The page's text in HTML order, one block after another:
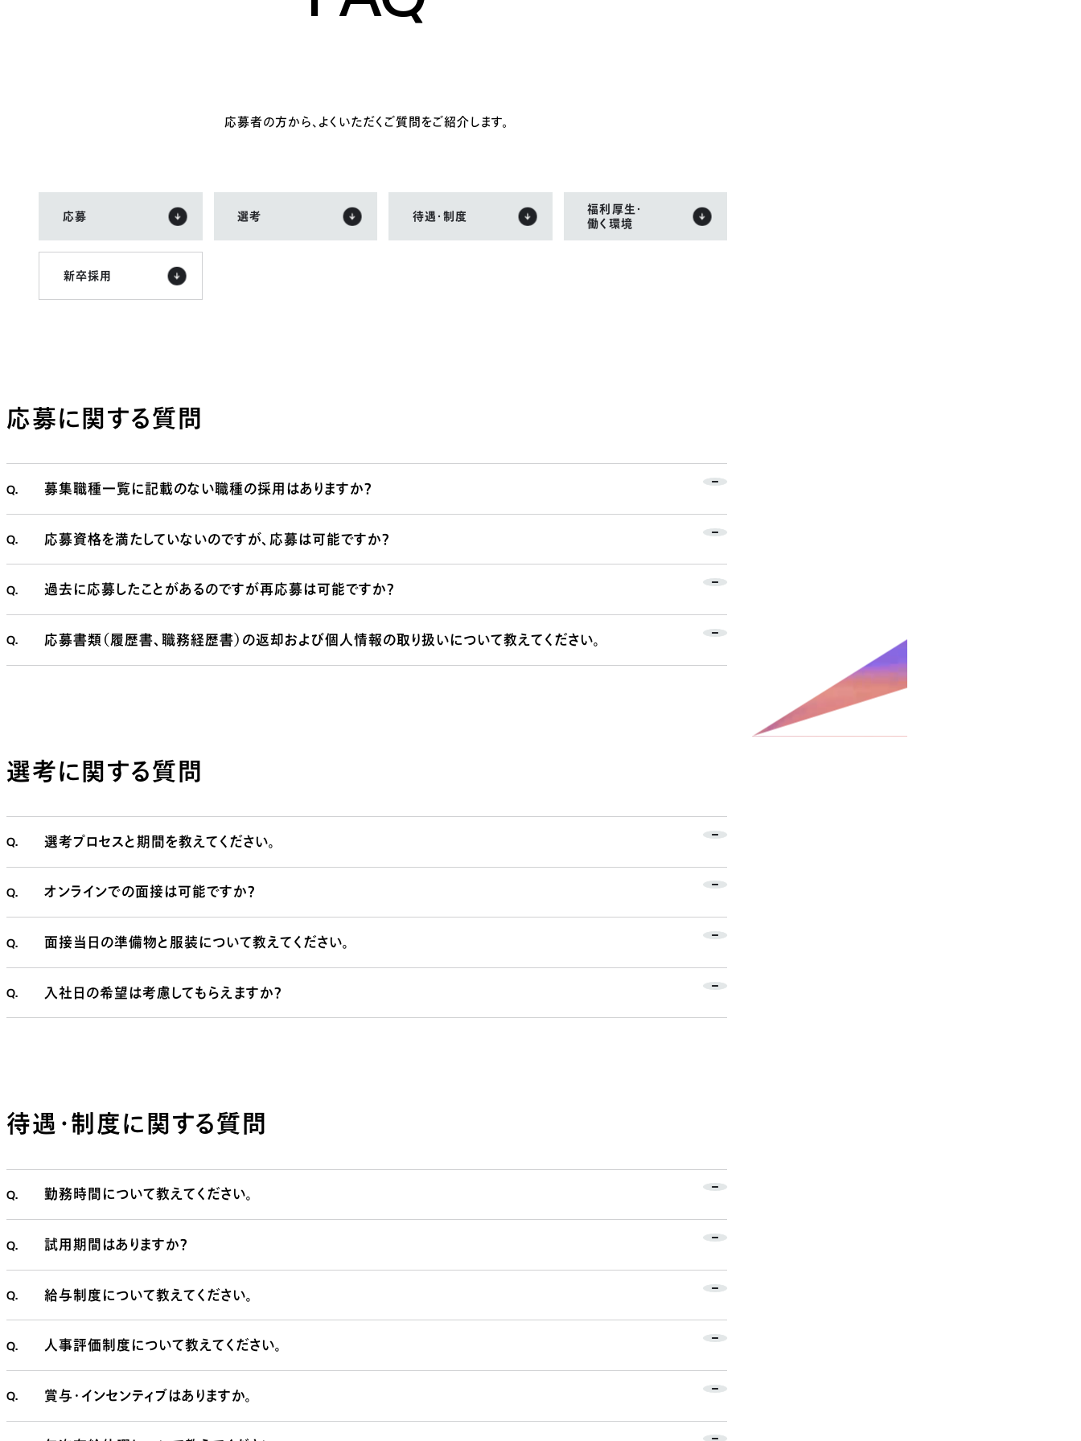
応募者の方から、 よくいただくご質問をご紹介します。
応募 選考 待遇・制度
福利厚生・
働く環境
新卒採用
応募に関する質問
Q. 募集職種一覧に記載のない職種の採用はありますか？
Q. 応募資格を満たしていないのですが、応募は可能ですか？
Q. 過去に応募したことがあるのですが再応募は可能ですか？
Q. 応募書類（履歴書、職務経歴書）の返却および個人情報の取り扱いについて教えてください。
選考に関する質問
Q. 選考プロセスと期間を教えてください。
Q. オンラインでの面接は可能ですか？
Q. 面接当日の準備物と服装について教えてください。
Q. 入社日の希望は考慮してもらえますか？
待遇・制度に関する質問
Q. 勤務時間について教えてください。
Q. 試用期間はありますか？
Q. 給与制度について教えてください。
Q. 人事評価制度について教えてください。
Q. 賞与・インセンティブはありますか。